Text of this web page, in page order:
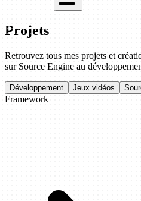
Projets
Retrouvez tous mes projets et
sur Source Engine au
Développement Jeux vidéos
Framework